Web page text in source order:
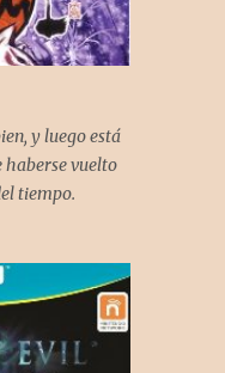
y luego está
haberse vuelto
tiempo.